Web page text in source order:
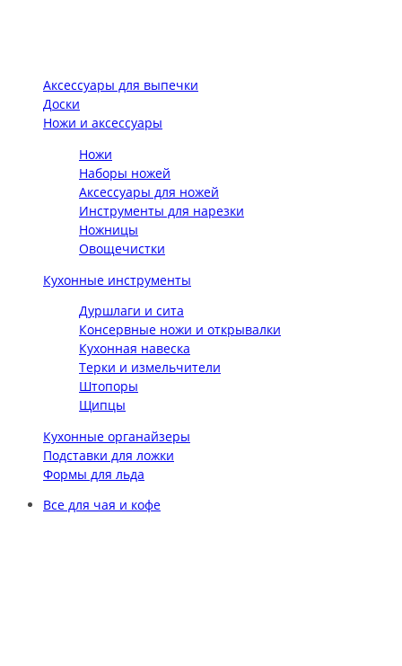
Аксессуары для выпечки
Доски
Ножи и аксессуары
Ножи
Наборы ножей
Аксессуары для ножей
Инструменты для нарезки
Ножницы
Овощечистки
Кухонные инструменты
Дуршлаги и сита
Консервные ножи и открывалки
Кухонная навеска
Терки и измельчители
Штопоры
Щипцы
Кухонные органайзеры
Подставки для ложки
Формы для льда
Все для чая и кофе